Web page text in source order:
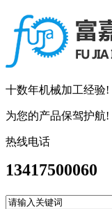
十数年机械加工经验!
为您的产品保驾护航!
热线电话
13417500060